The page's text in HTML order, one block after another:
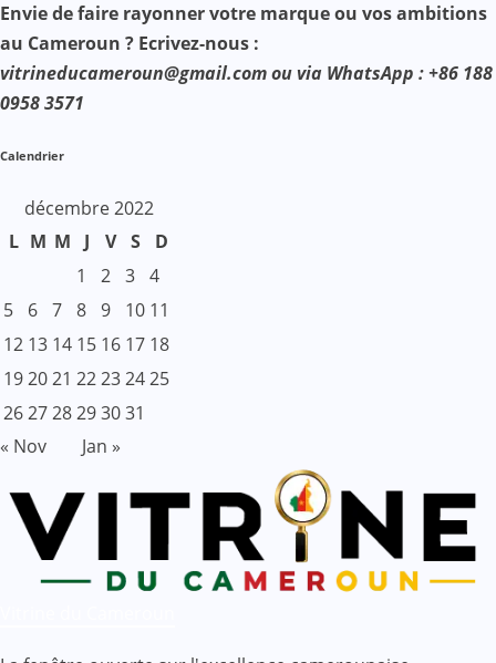
Envie de faire rayonner votre marque ou vos ambitions
au Cameroun ? Ecrivez-nous :
vitrineducameroun@gmail.com ou via WhatsApp : +86 188
0958 3571
Calendrier
décembre 2022
L M M J V S
D
1
2 3 4
5
6 7 8 9 10 11
12 13 14 15 16 17 18
192021 22232425
262728293031
« Nov
Jan »